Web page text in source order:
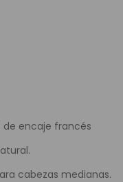
de encaje francés
cabezas medianas.